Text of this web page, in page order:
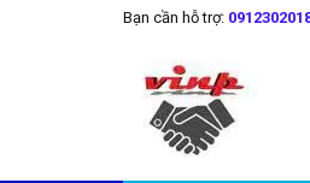
Bạn cần hỗ trợ:Mặt nạ phòng